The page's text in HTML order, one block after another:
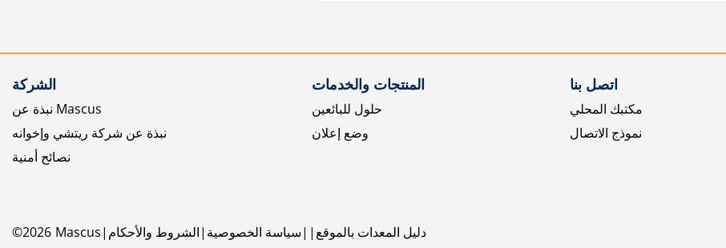
الشركة
نبذة عن Mascus
نبذة عن شركة ريتشي وإخوانه
نصائح أمنية
المنتجات والخدمات
حلول للبائعين
وضع إعلان
اتصل بنا
مكتبك المحلي
نموذج الاتصال
©2026 Mascus الشروط والأحكام سياسة الخصوصية دليل المعدات بالموقع